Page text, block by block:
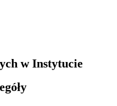
w Instytucie